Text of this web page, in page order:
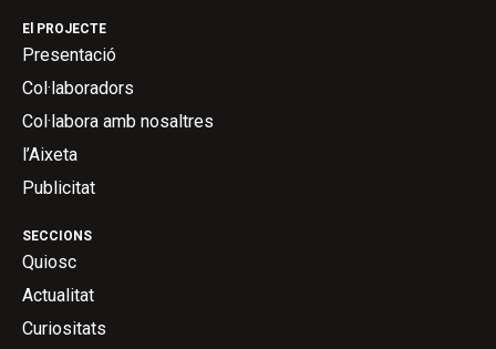
SECCIONS
Quiosc
Actualitat
Curiositats
El PROJECTE
Presentació
Col·laboradors
Col·labora amb nosaltres
l’Aixeta
Publicitat